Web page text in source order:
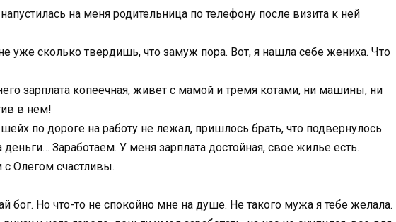
на меня родительница по телефону после визита к ней
уже сколько твердишь, что замуж пора. Вот, я нашла себе жениха. Что
зарплата копеечная, живет с мамой и тремя котами, ни машины, ни
в нем!
по дороге на работу не лежал, пришлось брать, что подвернулось.
Заработаем. У меня зарплата достойная, свое жилье есть.
Олегом счастливы.
бог. Но что-то не спокойно мне на душе. Не такого мужа я тебе желала.